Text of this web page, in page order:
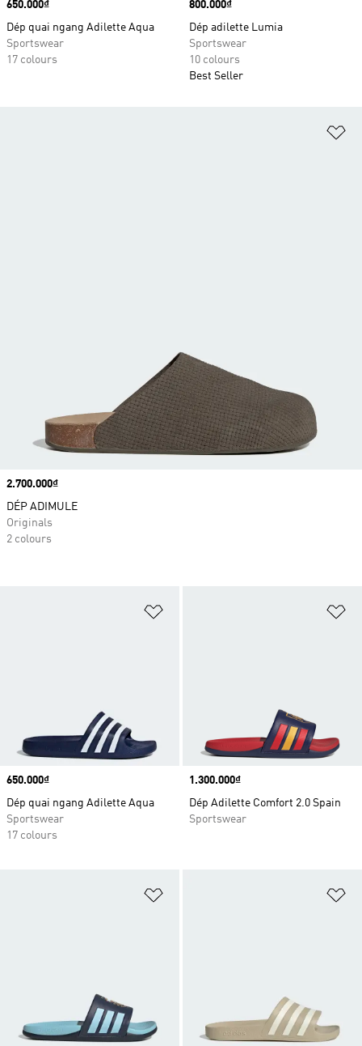
Price
650.000₫
Dép quai ngang Adilette Aqua
Sportswear
17 colours
Price
800.000₫
Dép adilette Lumia
Sportswear
10 colours
Best Seller
Price
650.000₫
Dép quai ngang Adilette Aqua
Sportswear
17 colours
Price
1.300.000₫
Dép Adilette Comfort 2.0 Spain
Sportswear
Price
2.700.000₫
DÉP ADIMULE
Originals
2 colours